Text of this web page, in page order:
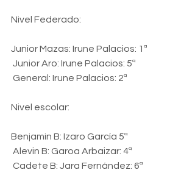
Nivel Federado:
Junior Mazas: Irune Palacios: 1ª
Junior Aro: Irune Palacios: 5ª
General: Irune Palacios: 2ª
Nivel escolar:
Benjamin B: Izaro García 5ª
Alevin B: Garoa Arbaizar: 4ª
Cadete B: Jara Fernández: 6ª